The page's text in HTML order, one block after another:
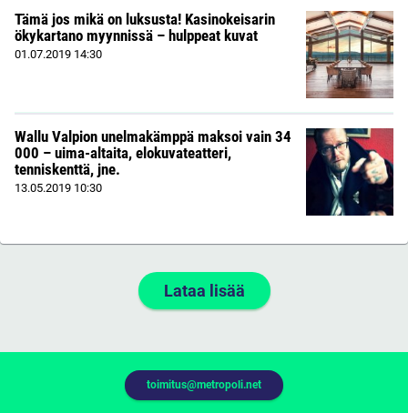
Tämä jos mikä on luksusta! Kasinokeisarin
ökykartano myynnissä – hulppeat kuvat
01.07.2019 14:30
Wallu Valpion unelmakämppä maksoi vain 34
000 – uima-altaita, elokuvateatteri,
tenniskenttä, jne.
13.05.2019 10:30
Lataa lisää
toimitus@metropoli.net